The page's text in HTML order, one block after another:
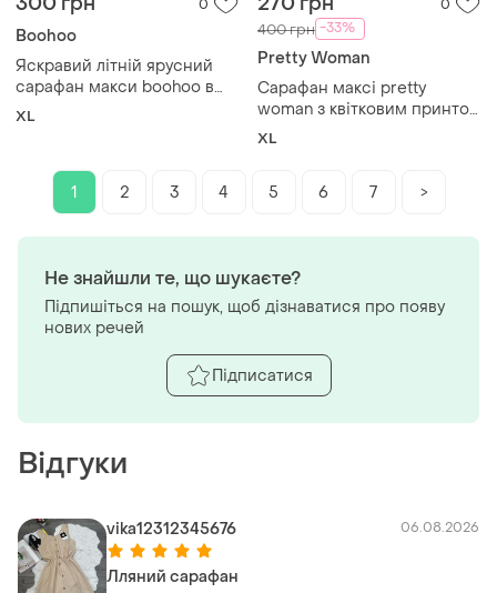
0
Boohoo
Яскравий літній ярусний
сарафан макси boohoo в
східний візерунок / пейслі
XL
0
400 грн -33%
Pretty Woman
Сарафан максі pretty
woman з квітковим принтом
та рожевим мереживом,
XL
1 2 3 4 5 6 7 >
Відгуки
vika12312345676 06.08.2026
Лляний сарафан
Не знайшли те, що шукаєте?
Підпишіться на пошук, щоб дізнаватися про появу
нових речей
Підписатися